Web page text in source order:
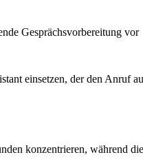
Gesprächsvorbereitung vor
einsetzen, der den Anruf
konzentrieren, während